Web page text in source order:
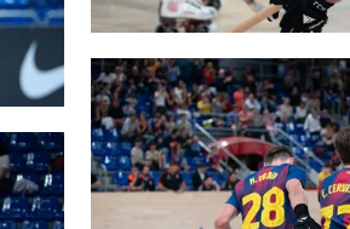
FC Barcelona club badge